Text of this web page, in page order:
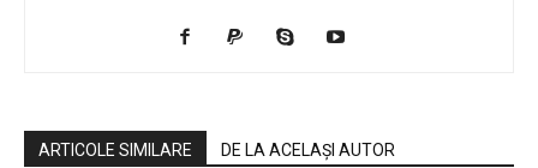
ARTICOLE SIMILARE DE LA ACELAȘI AUTOR